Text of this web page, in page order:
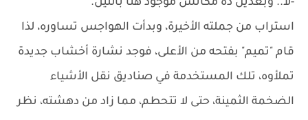
-لأ.. وبعدين ده مكانش موجود هنا بالليل.
استراب من جملته الأخيرة، وبدأت الهواجس تساوره، لذا
قام "تميم" بفتحه من الأعلى، فوجد نشارة أخشاب جديدة
تملأوه، تلك المستخدمة في صناديق نقل الأشياء
الضخمة الثمينة، حتى لا تتحطم، مما زاد من دهشته، نظر